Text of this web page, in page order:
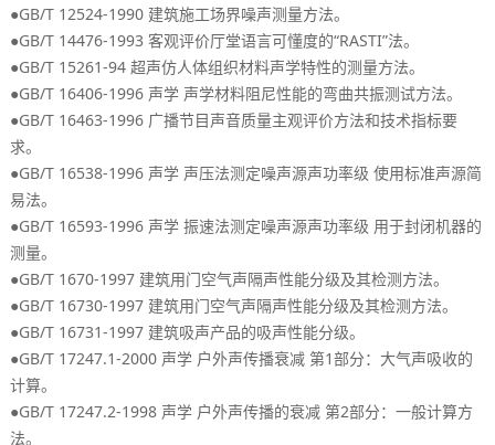
●GB/T 12524-1990 建筑施工场界噪声测量方法。
●GB/T 14476-1993客观评价厅堂语言可懂度的“RASTI”法。
●GB/T 15261-94超声仿人体组织材料声学特性的测量方法。
●GB/T 16406-1996 声学 声学材料阻尼性能的弯曲共振测试方法。
●GB/T 16463-1996 广播节目声音质量主观评价方法和技术指标要
求。
●GB/T 16538-1996 声学 声压法测定噪声源声功率级 使用标准声源简
易法。
●GB/T 16593-1996 声学 振速法测定噪声源声功率级 用于封闭机器的
测量。
●GB/T 1670-1997 建筑用门空气声隔声性能分级及其检测方法。
●GB/T 16730-1997 建筑用门空气声隔声性能分级及其检测方法。
●GB/T 16731-1997 建筑吸声产品的吸声性能分级。
●GB/T 17247.1-2000 声学 户外声传播衰减 第1部分：
大气声吸收的
计算。
●GB/T 17247.2-1998 声学 户外声传播的衰减 第2部分：一般计算方
法。